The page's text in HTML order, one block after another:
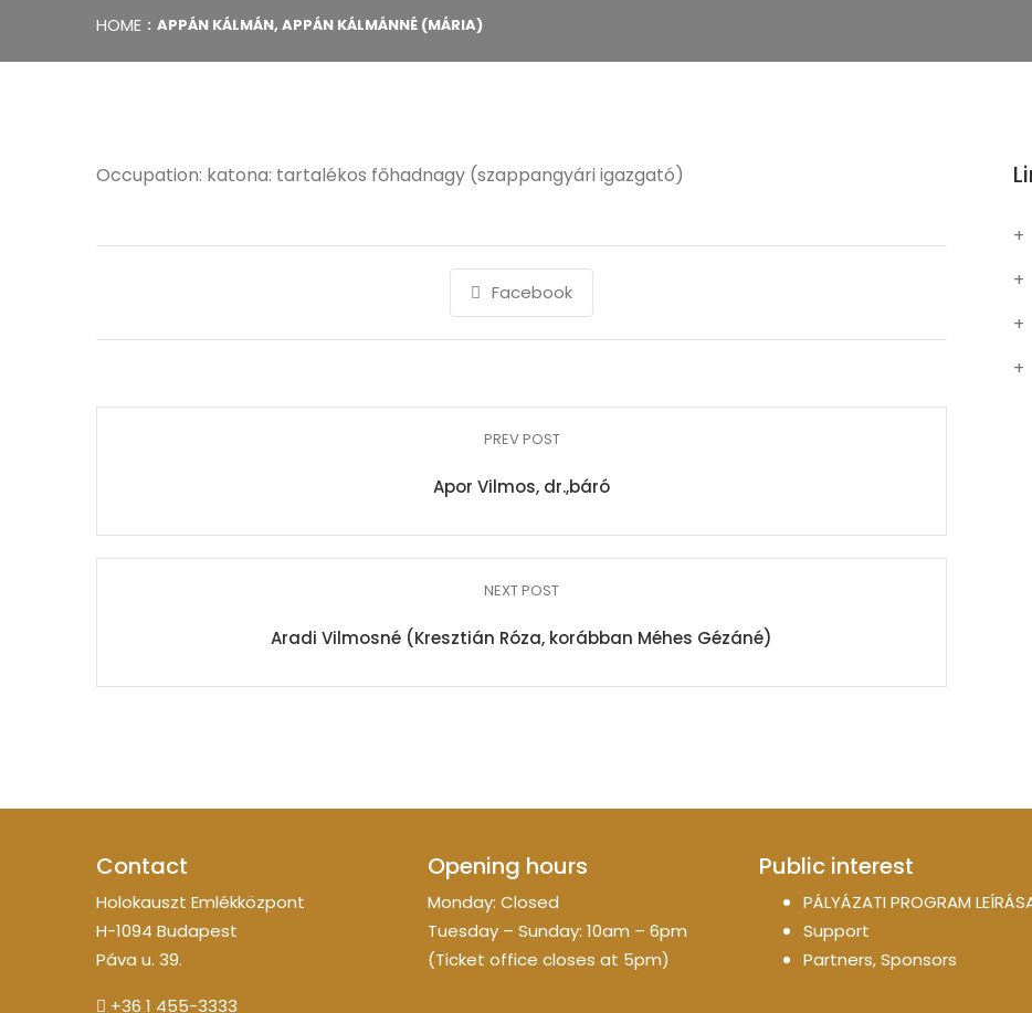
HOME APPÁN KÁLMÁN, APPÁN KÁLMÁNNÉ (MÁRIA)
Occupation: katona: tartalékos főhadnagy (szappangyári igazgató)
Facebook
PREV POST
Apor Vilmos, dr.,báró
NEXT POST
Aradi Vilmosné (Kresztián Róza, korábban Méhes Gézáné)
Contact
Holokauszt Emlékközpont
H-1094 Budapest
Páva u. 39.
+36 1 455-3333
Opening hours
Monday: Closed
Tuesday – Sunday: 10am – 6pm
(Ticket office closes at 5pm)
Public interest
PÁLYÁZATI PROGRAM
Support
Partners, Sponsors